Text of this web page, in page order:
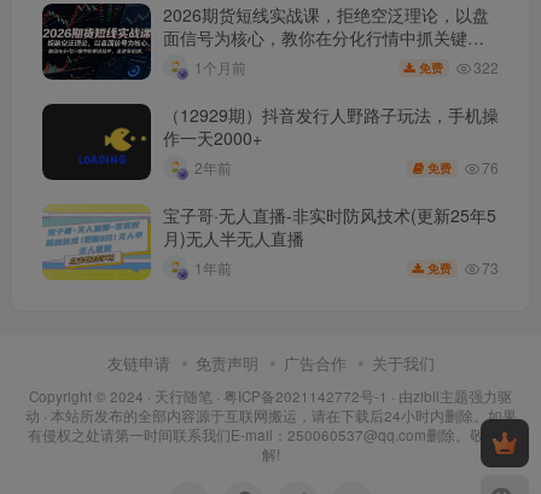
2026期货短线实战课，拒绝空泛理论，以盘
面信号为核心，教你在分化行情中抓关键品
种、避诱多陷阱
1个月前 免费 322
（12929期）抖音发行人野路子玩法，手机操
作一天2000+
2年前 免费 76
宝子哥·无人直播-非实时防风技术(更新25年5
月)无人半无人直播
1年前 免费 73
友链申请 免责声明 广告合作 关于我们
Copyright © 2024 · 天行随笔 · 粤ICP备2021142772号-1 · 由zibll主题强力驱
动 · 本站所发布的全部内容源于互联网搬运，请在下载后24小时内删除。如果
有侵权之处请第一时间联系我们E-mail：250060537@qq.com删除。敬请谅
解!